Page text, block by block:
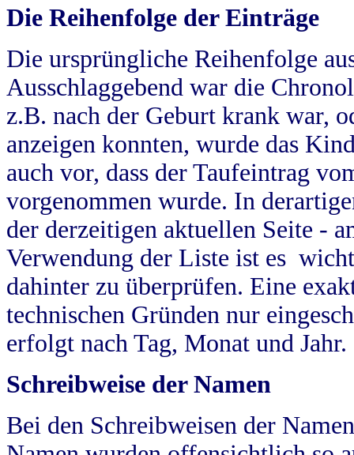
Die Reihenfolge der Einträge
Die ursprüngliche Reihenfolge
Ausschlaggebend war die
z.B. nach der Geburt krank war,
anzeigen konnten, wurde das
auch vor, dass der Taufeintrag
vorgenommen wurde. In
der derzeitigen aktuellen Seite -
Verwendung der Liste ist es
dahinter zu überprüfen. Eine
technischen Gründen nur
erfolgt nach Tag, Monat und Jahr.
Schreibweise der Namen
Bei den Schreibweisen der